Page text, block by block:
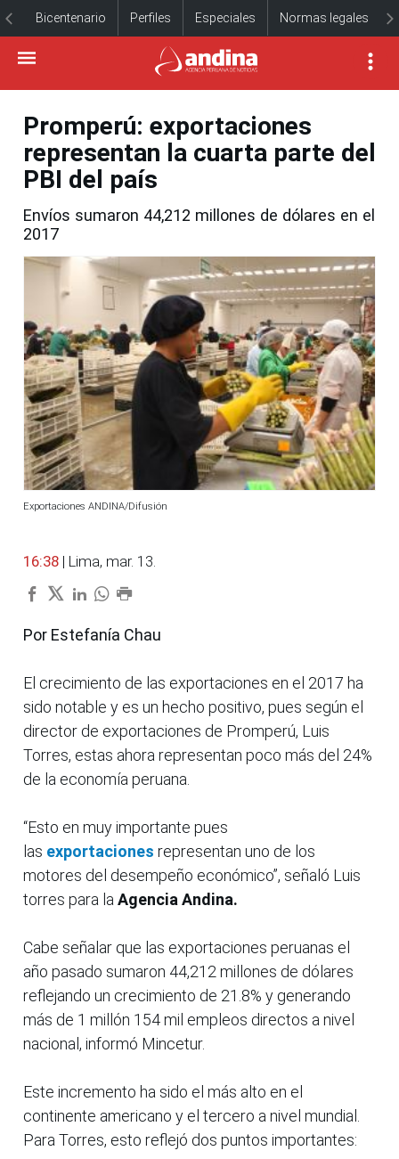
Bicentenario Perfiles Especiales Normas legales
Promperú: exportaciones
representan la cuarta parte del
PBI del país
Envíos sumaron 44,212 millones de dólares en el
2017
Exportaciones ANDINA/Difusión
16:38 | Lima, mar. 13.
Por Estefanía Chau
El crecimiento de las exportaciones en el 2017 ha
sido notable y es un hecho positivo, pues según el
director de exportaciones de Promperú, Luis
Torres, estas ahora representan poco más del 24%
de la economía peruana.
“Esto en muy importante pues
las exportaciones representan uno de los
motores del desempeño económico”, señaló Luis
torres para la Agencia Andina.
Cabe señalar que las exportaciones peruanas el
año pasado sumaron 44,212 millones de dólares
reflejando un crecimiento de 21.8% y generando
más de 1 millón 154 mil empleos directos a nivel
nacional, informó Mincetur.
Este incremento ha sido el más alto en el
continente americano y el tercero a nivel mundial.
Para Torres, esto reflejó dos puntos importantes: